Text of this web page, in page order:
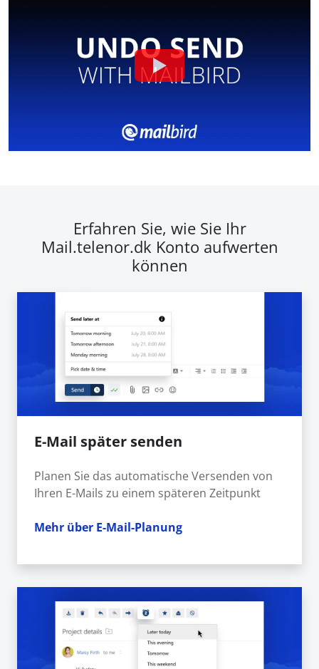
Erfahren Sie, wie Sie Ihr
Mail.telenor.dk Konto aufwerten
können
E-Mail später senden
Planen Sie das automatische Versenden von
Ihren E-Mails zu einem späteren Zeitpunkt
Mehr über E-Mail-Planung